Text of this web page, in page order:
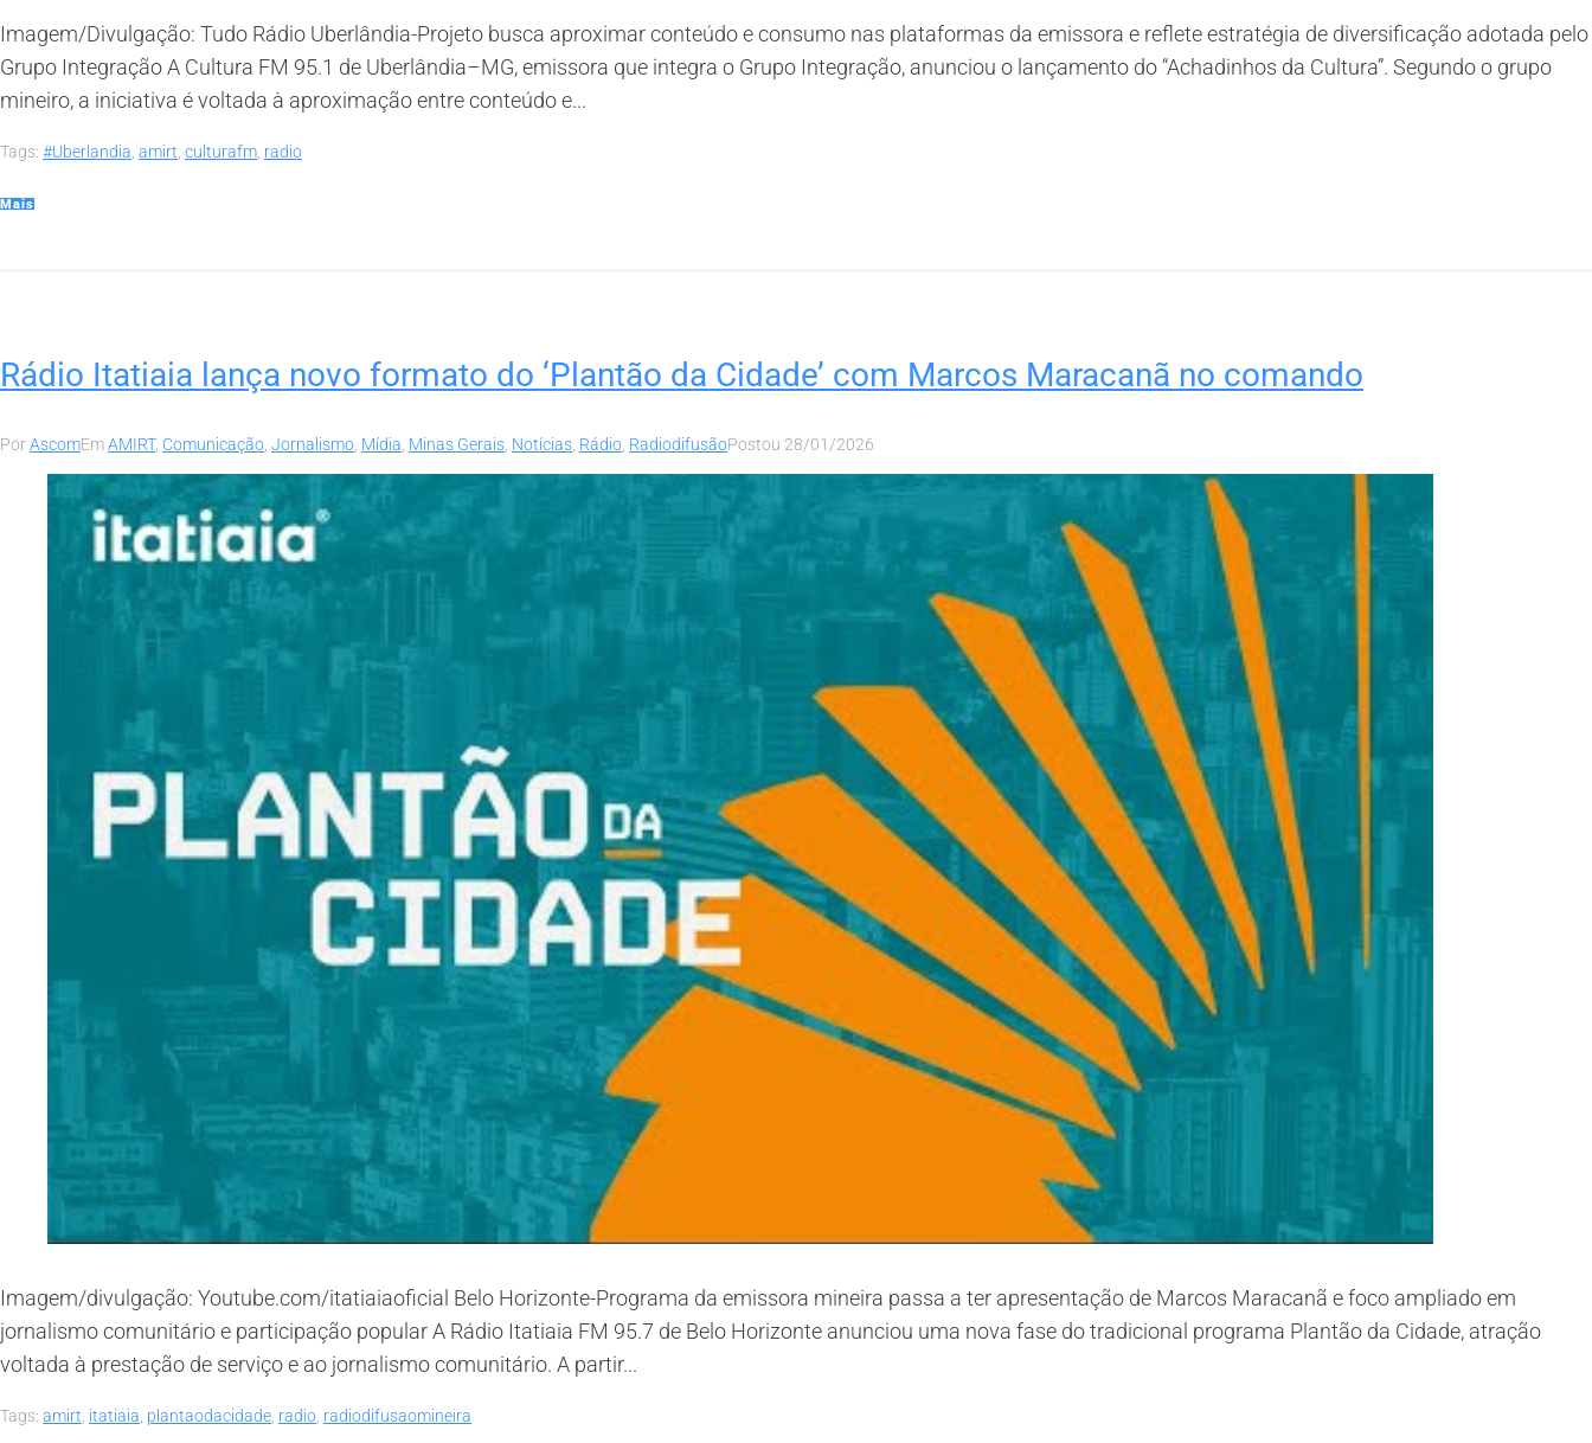
Imagem/Divulgação: Tudo Rádio Uberlândia-Projeto busca aproximar conteúdo e consumo nas plataformas da emissora e reflete estratégia de diversificação adotada pelo
Grupo Integração A Cultura FM 95.1 de Uberlândia–MG, emissora que integra o Grupo Integração, anunciou o lançamento do “Achadinhos da Cultura”. Segundo o grupo
mineiro, a iniciativa é voltada à aproximação entre conteúdo e...
Tags: #Uberlandia amirt culturafm radio
Mais
Rádio Itatiaia lança novo formato do ‘Plantão da Cidade’ com Marcos Maracanã no comando
PorAscomEmAMIRT, Comunicação Jornalismo Mídia Minas Gerais Notícias Rádio RadiodifusãoPostou 28/01/2026
Imagem/divulgação: Youtube.com/itatiaiaoficial Belo Horizonte-Programa da emissora mineira passa a ter apresentação de Marcos Maracanã e foco ampliado em
jornalismo comunitário e participação popular A Rádio Itatiaia FM 95.7 de Belo Horizonte anunciou uma nova fase do tradicional programa Plantão da Cidade, atração
voltada à prestação de serviço e ao jornalismo comunitário. A partir...
Tags: amirt itatiaia plantaodacidade radio radiodifusaomineira